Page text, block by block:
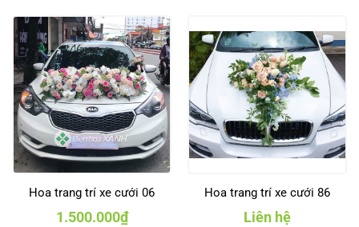
Hoa trang trí xe cưới 06
1.500.000₫
Hoa trang trí xe cưới 86
Liên hệ